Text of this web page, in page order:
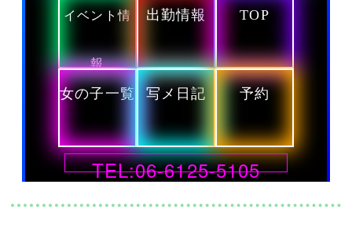
イベント情
報
出勤情報 TOP
女の子一覧 写メ日記 予約
TEL:06-6125-5105